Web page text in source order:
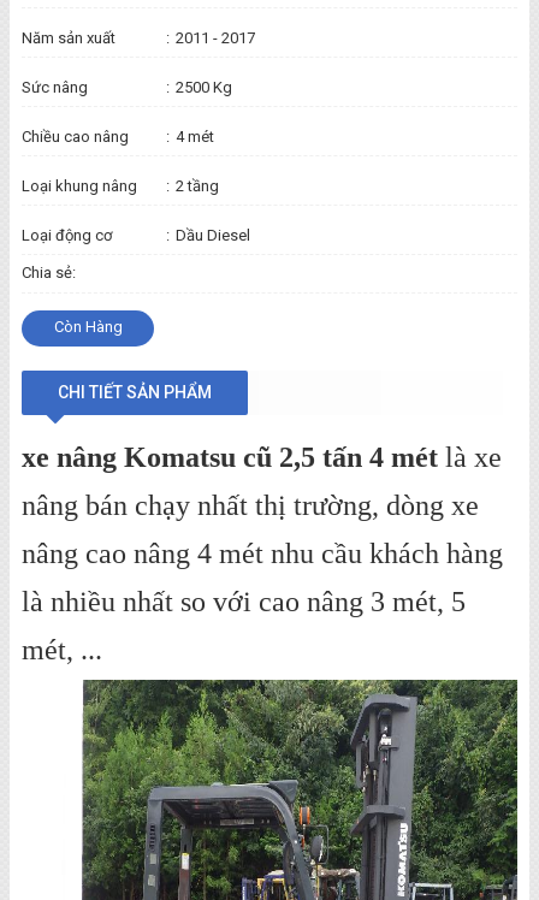
Năm sản xuất : 2011 - 2017
Sức nâng : 2500 Kg
Chiều cao nâng : 4 mét
Loại khung nâng : 2 tầng
Loại động cơ : Dầu Diesel
Chia sẻ:
Còn Hàng
CHI TIẾT SẢN PHẨM
xe nâng Komatsu cũ 2,5 tấn 4 mét là xe
nâng bán chạy nhất thị trường, dòng xe
nâng cao nâng 4 mét nhu cầu khách hàng
là nhiều nhất so với cao nâng 3 mét, 5
mét, ...